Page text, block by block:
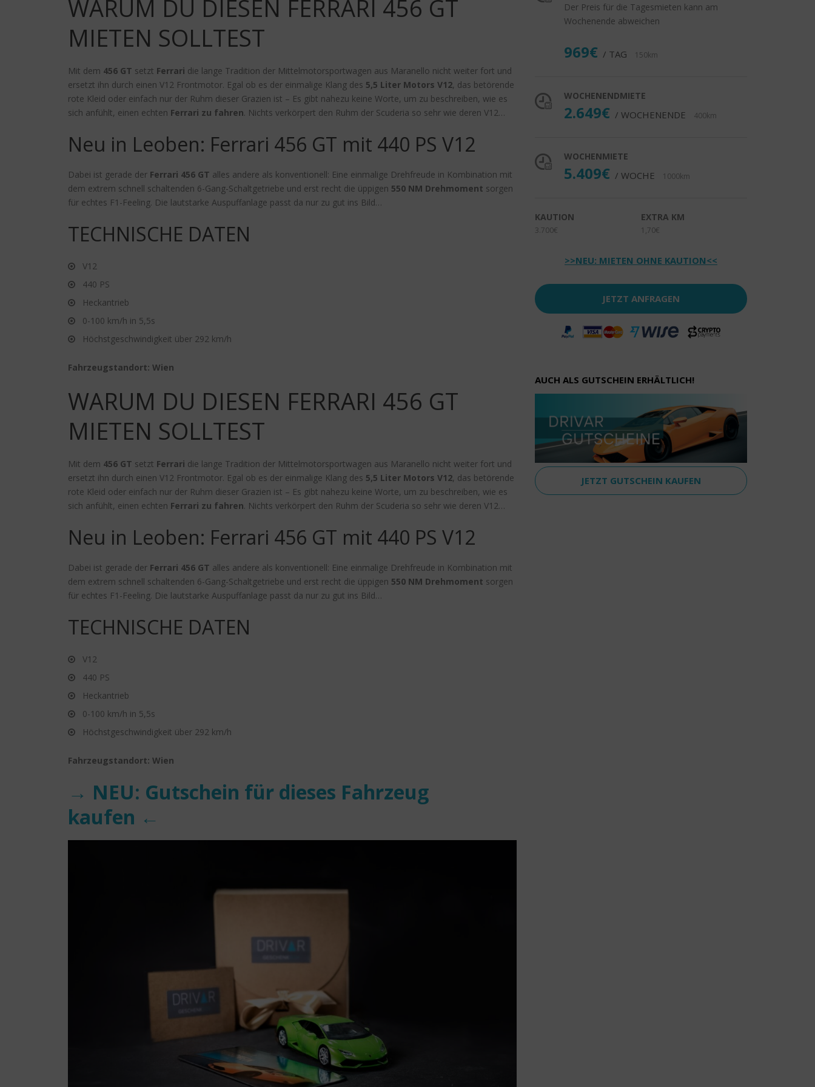
Der Preis für die Tagesmieten kann am
Wochenende abweichen
969€ / TAG 150km
WOCHENENDMIETE
2.649€ / WOCHENENDE 400km
WOCHENMIETE
5.409€ / WOCHE 1000km
KAUTION
3.700€
EXTRA KM
1,70€
>>NEU: MIETEN OHNE KAUTION<<
JETZT ANFRAGEN
AUCH ALS GUTSCHEIN ERHÄLTLICH!
JETZT GUTSCHEIN KAUFEN
WARUM DU DIESEN FERRARI 456 GT
MIETEN SOLLTEST
Mit dem 456 GT setzt Ferrari die lange Tradition der Mittelmotorsportwagen aus Maranello nicht weiter fort und
ersetzt ihn durch einen V12 Frontmotor. Egal ob es der einmalige Klang des 5,5 Liter Motors V12, das betörende
rote Kleid oder einfach nur der Ruhm dieser Grazien ist – Es gibt nahezu keine Worte, um zu beschreiben, wie es
sich anfühlt, einen echten Ferrari zu fahren. Nichts verkörpert den Ruhm der Scuderia so sehr wie deren V12…
Neu in Leoben: Ferrari 456 GT mit 440 PS V12
Dabei ist gerade der Ferrari 456 GT alles andere als konventionell: Eine einmalige Drehfreude in Kombination mit
dem extrem schnell schaltenden 6-Gang-Schaltgetriebe und erst recht die üppigen 550 NM Drehmoment sorgen
für echtes F1-Feeling. Die lautstarke Auspuffanlage passt da nur zu gut ins Bild…
TECHNISCHE DATEN
V12
440 PS
Heckantrieb
0-100 km/h in 5,5s
Höchstgeschwindigkeit über 292 km/h
Fahrzeugstandort: Wien
WARUM DU DIESEN FERRARI 456 GT
MIETEN SOLLTEST
Mit dem 456 GT setzt Ferrari die lange Tradition der Mittelmotorsportwagen aus Maranello nicht weiter fort und
ersetzt ihn durch einen V12 Frontmotor. Egal ob es der einmalige Klang des 5,5 Liter Motors V12, das betörende
rote Kleid oder einfach nur der Ruhm dieser Grazien ist – Es gibt nahezu keine Worte, um zu beschreiben, wie es
sich anfühlt, einen echten Ferrari zu fahren. Nichts verkörpert den Ruhm der Scuderia so sehr wie deren V12…
Neu in Leoben: Ferrari 456 GT mit 440 PS V12
Dabei ist gerade der Ferrari 456 GT alles andere als konventionell: Eine einmalige Drehfreude in Kombination mit
dem extrem schnell schaltenden 6-Gang-Schaltgetriebe und erst recht die üppigen 550 NM Drehmoment sorgen
für echtes F1-Feeling. Die lautstarke Auspuffanlage passt da nur zu gut ins Bild…
TECHNISCHE DATEN
V12
440 PS
Heckantrieb
0-100 km/h in 5,5s
Höchstgeschwindigkeit über 292 km/h
Fahrzeugstandort: Wien
→ NEU: Gutschein für dieses Fahrzeug
kaufen ←